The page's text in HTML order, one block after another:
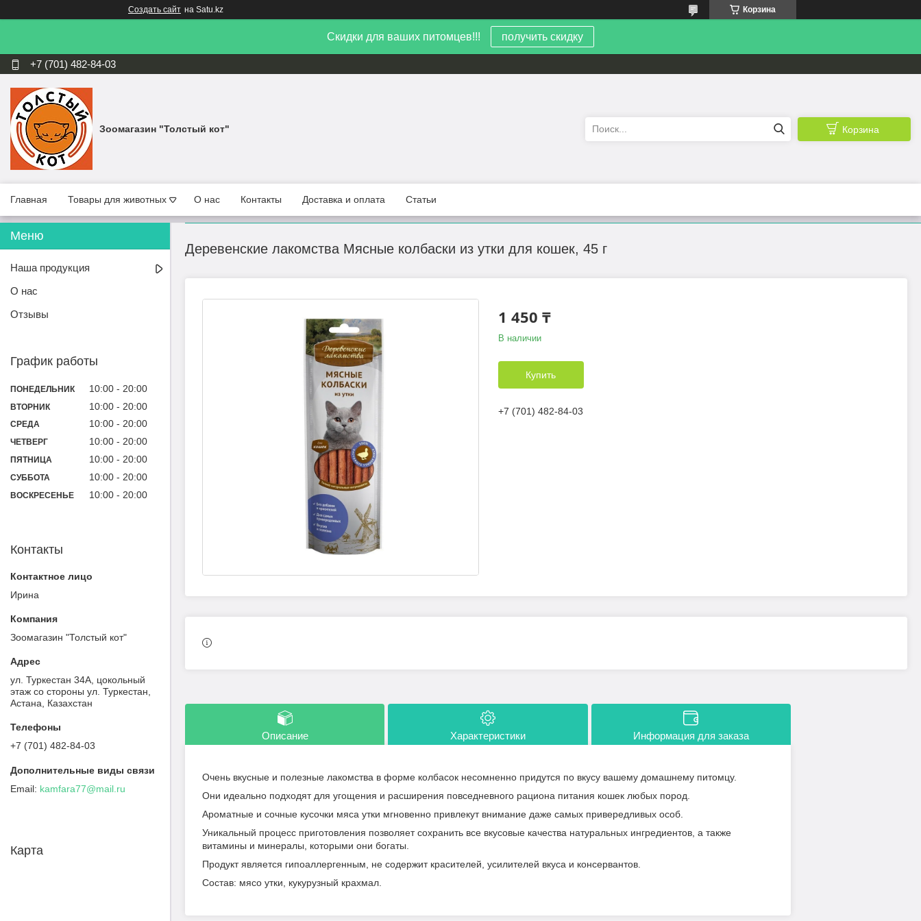
Создать сайт на Satu.kz Корзина
Скидки для ваших питомцев!!! получить скидку
+7 (701) 482-84-03
Зоомагазин "Толстый кот" Корзина
Главная Товары для животных О нас Контакты Доставка и оплата Статьи
Деревенские лакомства Мясные колбаски из утки для кошек, 45 г
1 450 ₸
В наличии
Купить
+7 (701) 482-84-03
Описание Характеристики Информация для заказа
Очень вкусные и полезные лакомства в форме колбасок несомненно придутся по вкусу вашему домашнему питомцу.
Они идеально подходят для угощения и расширения повседневного рациона питания кошек любых пород.
Ароматные и сочные кусочки мяса утки мгновенно привлекут внимание даже самых привередливых особ.
Уникальный процесс приготовления позволяет сохранить все вкусовые качества натуральных ингредиентов, а также
витамины и минералы, которыми они богаты.
Продукт является гипоаллергенным, не содержит красителей, усилителей вкуса и консервантов.
Состав: мясо утки, кукурузный крахмал.
Наша продукция
О нас
Отзывы
График работы
ПОНЕДЕЛЬНИК 10:00 20:00
ВТОРНИК 10:00 20:00
СРЕДА 10:00 20:00
ЧЕТВЕРГ 10:00 20:00
ПЯТНИЦА 10:00 20:00
СУББОТА 10:00 20:00
ВОСКРЕСЕНЬЕ 10:00 20:00
Контакты
Ирина
Зоомагазин "Толстый кот"
ул. Туркестан 34А, цокольный
этаж со стороны ул. Туркестан,
Астана, Казахстан
+7 (701) 482-84-03
kamfara77@mail.ru
Карта